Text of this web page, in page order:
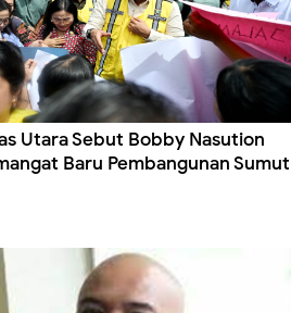
Utara Sebut Bobby Nasution
Baru Pembangunan Sumut